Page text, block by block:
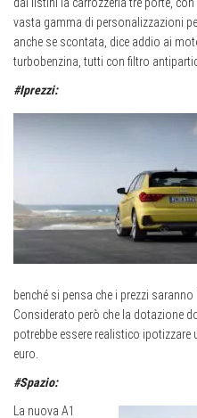
dai listini la carrozzeria tre porte,
vasta gamma di personalizzazioni
anche se scontata, dice addio ai
turbobenzina, tutti con filtro
#Iprezzi:
benché si pensa che i prezzi
Considerato però che la dotazione
potrebbe essere realistico ipotizzare
euro.
#Spazio:
La nuova A1